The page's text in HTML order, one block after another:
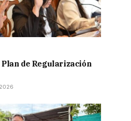
de Regularización